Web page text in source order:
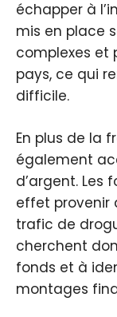
échapper à
mis en place
complexes et
pays, ce qui
difficile.
En plus de la
également
d’argent. Les
effet provenir
trafic de
cherchent
fonds et à
montages